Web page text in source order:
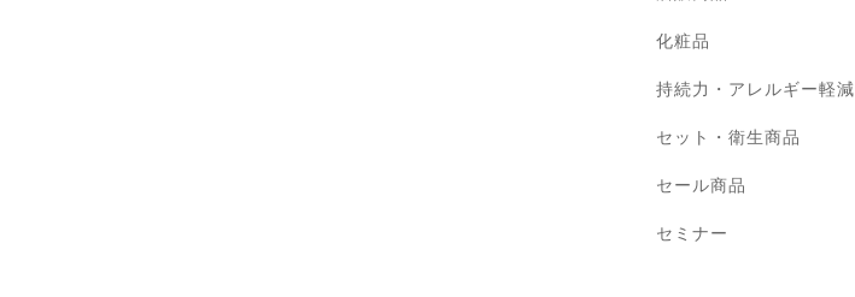
化粧品
持続力・アレルギー軽減
セット・衛生商品
セール商品
セミナー